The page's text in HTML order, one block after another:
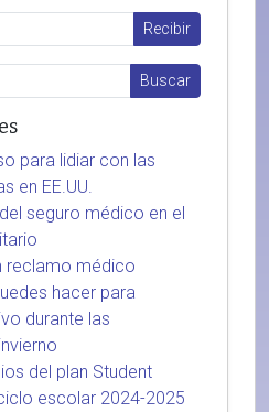
para lidiar con las
en EE.UU.
seguro médico en el
reclamo médico
hacer para
durante las
del plan Student
escolar 2024-2025